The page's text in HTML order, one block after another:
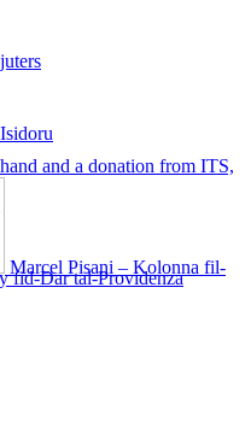
fid-Dar tal-Providenza
and a donation from ITS,
Marcel Pisani – Kolonna fil-